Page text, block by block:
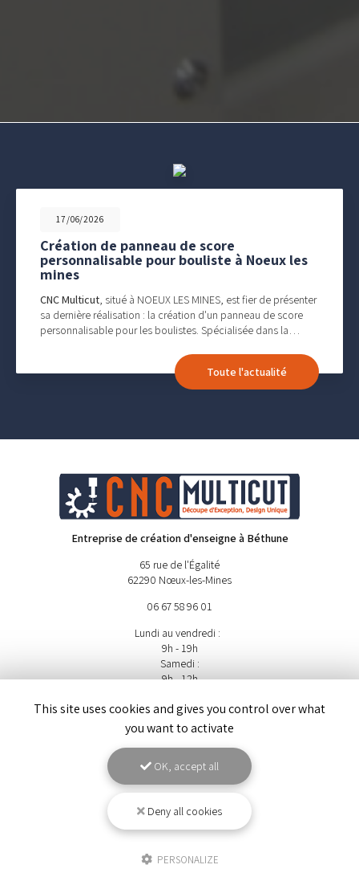
17/06/2026
Création de panneau de score
personnalisable pour bouliste à Noeux les
mines
CNC Multicut, situé à NOEUX LES MINES, est fier de présenter
sa dernière réalisation : la création d'un panneau de score
personnalisable pour les boulistes. Spécialisée dans la…
Toute l'actualité
Entreprise de création d'enseigne à Béthune
65 rue de l'Égalité
62290 Nœux-les-Mines
06 67 58 96 01
Lundi au vendredi :
9h - 19h
Samedi :
9h - 12h
Suivez-nous sur les réseaux sociaux
This site uses cookies and gives you control over what
you want to activate
OK, accept all
Deny all cookies
PERSONALIZE